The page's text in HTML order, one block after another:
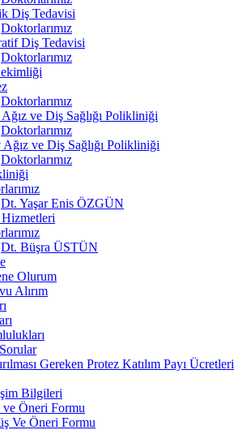
Diş Tedavisi
Doktorlarımız
Diş Tedavisi
Doktorlarımız
Doktorlarımız
ve Diş Sağlığı Polikliniği
Doktorlarımız
Ağız ve Diş Sağlığı Polikliniği
Doktorlarımız
Dt. Yaşar Enis ÖZGÜN
Hizmetleri
Dt. Büşra ÜSTÜN
Olurum
Alırım
Gereken Protez Katılım Payı Ücretleri
Bilgileri
ve Öneri Formu
Ve Öneri Formu